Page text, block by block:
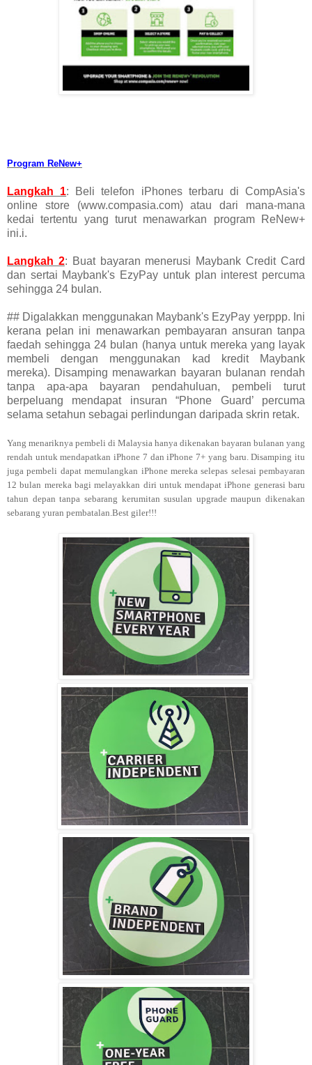
Program ReNew+
Langkah 1: Beli telefon iPhones terbaru di CompAsia's
online store (www.compasia.com) atau dari mana-mana
kedai tertentu yang turut menawarkan program ReNew+
ini.i.
Langkah 2: Buat bayaran menerusi Maybank Credit Card
dan sertai Maybank's EzyPay untuk plan interest percuma
sehingga 24 bulan.
## Digalakkan menggunakan Maybank's EzyPay yerppp. Ini
kerana pelan ini menawarkan pembayaran ansuran tanpa
faedah sehingga 24 bulan (hanya untuk mereka yang layak
membeli dengan menggunakan kad kredit Maybank
mereka). Disamping menawarkan bayaran bulanan rendah
tanpa apa-apa bayaran pendahuluan, pembeli turut
berpeluang mendapat insuran “Phone Guard’ percuma
selama setahun sebagai perlindungan daripada skrin retak.
Yang menariknya pembeli di Malaysia hanya dikenakan bayaran bulanan yang
rendah untuk mendapatkan iPhone 7 dan iPhone 7+ yang baru. Disamping itu
juga pembeli dapat memulangkan iPhone mereka selepas selesai pembayaran
12 bulan mereka bagi melayakkan diri untuk mendapat iPhone generasi baru
tahun depan tanpa sebarang kerumitan susulan upgrade maupun dikenakan
sebarang yuran pembatalan.Best giler!!!